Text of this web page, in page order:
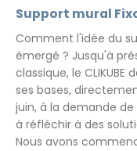
Support mural
Comment l'idée du
émergé ? Jusqu'à
classique, le
ses bases,
juin, à la demande
à réfléchir à des
Nous avons